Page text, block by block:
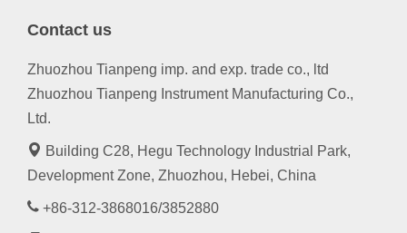
Contact us
Zhuozhou Tianpeng imp. and exp. trade co., ltd
Zhuozhou Tianpeng Instrument Manufacturing Co.,
Ltd.
Building C28, Hegu Technology Industrial Park,
Development Zone, Zhuozhou, Hebei, China
+86-312-3868016/3852880